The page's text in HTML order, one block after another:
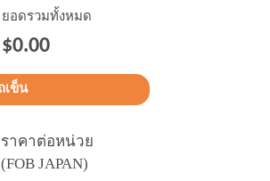
ยอดรวมทั้งหมด
$0.00
ราคาต่อหน่วย
(FOB JAPAN)